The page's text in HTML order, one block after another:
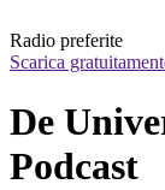
Radio preferite
Scarica
De
Podcast